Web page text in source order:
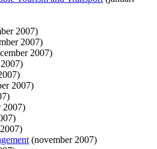
2007)
2007)
2007)
2007)
2007)
(november 2007)